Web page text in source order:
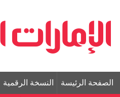
الصفحة الرئيسة النسخة الرقمية